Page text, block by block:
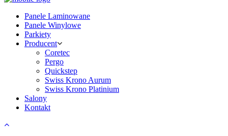
Panele Laminowane
Panele Winylowe
Parkiety
Producent
Coretec
Pergo
Quickstep
Swiss Krono Aurum
Swiss Krono Platinium
Salony
Kontakt